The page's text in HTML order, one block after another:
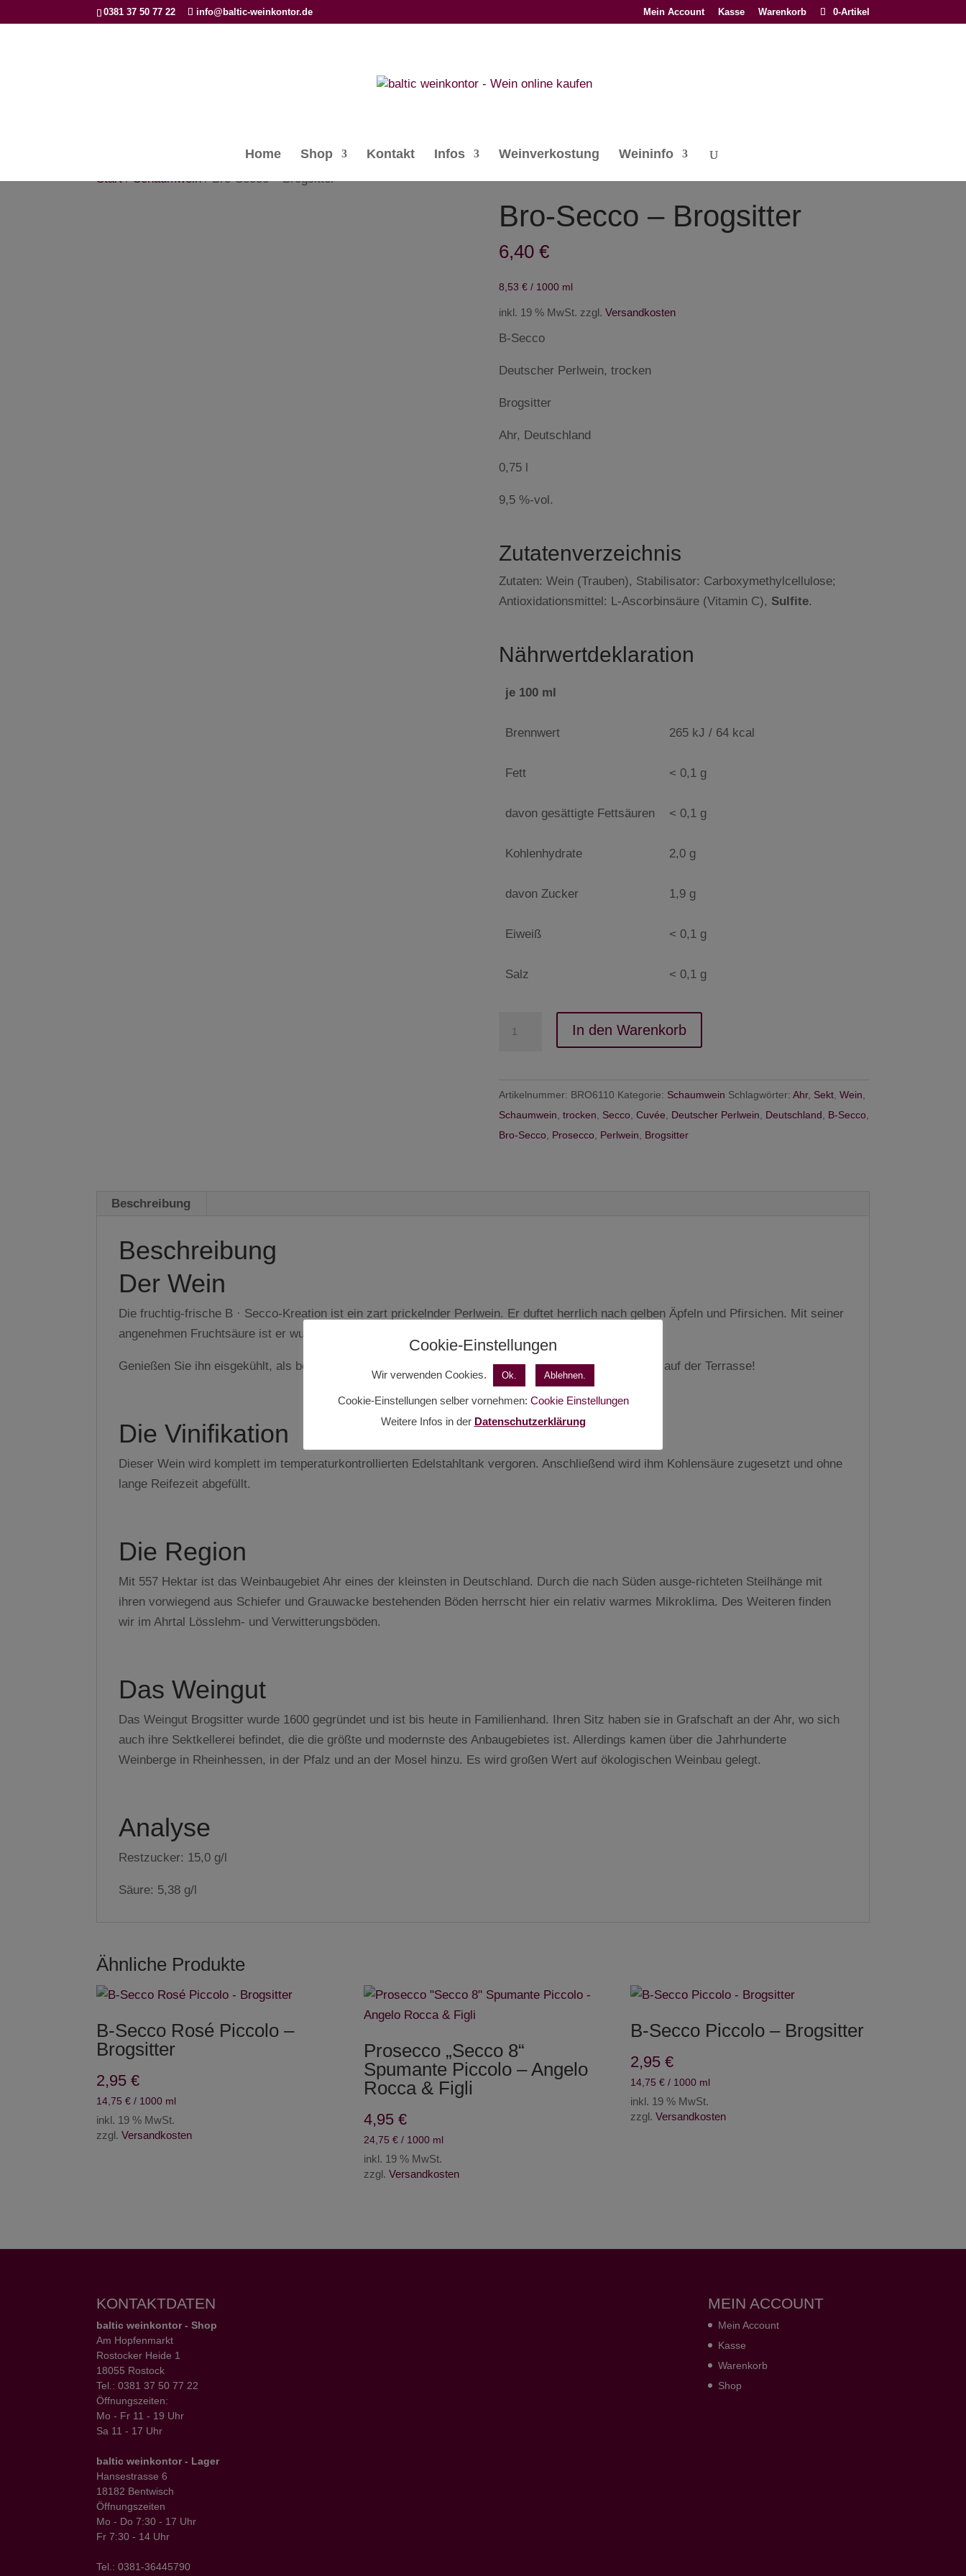
0381 37 50 77 22 info@baltic-weinkontor.de Mein Account Kasse Warenkorb 0-Artikel
Home Shop Kontakt Infos Weinverkostung Weininfo
Start/Schaumwein/ Bro-Secco – Brogsitter
Bro-Secco – Brogsitter
6,40 €
8,53 €/ 1000 ml
inkl. 19 % MwSt. zzgl. Versandkosten
B-Secco
Deutscher Perlwein, trocken
Brogsitter
Ahr, Deutschland
0,75 l
9,5 %-vol.
Zutatenverzeichnis
Zutaten: Wein (Trauben), Stabilisator: Carboxymethylcellulose;
Antioxidationsmittel: L-Ascorbinsäure (Vitamin C), Sulfite.
Nährwertdeklaration
je 100 ml
Brennwert 265 kJ / 64 kcal
Fett < 0,1 g
davon gesättigte Fettsäuren < 0,1 g
Kohlenhydrate 2,0 g
davon Zucker 1,9 g
Eiweiß < 0,1 g
Salz < 0,1 g
Menge
In den Warenkorb
Artikelnummer: BRO6110 Kategorie: Schaumwein Schlagwörter: Ahr, Sekt, Wein
Schaumwein trocken Secco Cuvée Deutscher Perlwein Deutschland B-Secco
Bro-Secco
Prosecco Perlwein Brogsitter
Beschreibung
Beschreibung
Der Wein
Die fruchtig-frische B · Secco-Kreation ist ein zart prickelnder Perlwein. Er duftet herrlich nach gelben Äpfeln und Pfirsichen. Mit seiner
angenehmen Fruchtsäure ist er wunderbar unkompliziert, fruchtig und lebendig.
Genießen Sie ihn eisgekühlt, als belebenden Begrüßungs-Apéritif, zur leichten Küche oder einfach so auf der Terrasse!
Die Vinifikation
Dieser Wein wird komplett im temperaturkontrollierten Edelstahltank vergoren. Anschließend wird ihm Kohlensäure zugesetzt und ohne
lange Reifezeit abgefüllt.
Die Region
Mit 557 Hektar ist das Weinbaugebiet Ahr eines der kleinsten in Deutschland. Durch die nach Süden ausge-richteten Steilhänge mit
ihren vorwiegend aus Schiefer und Grauwacke bestehenden Böden herrscht hier ein relativ warmes Mikroklima. Des Weiteren finden
wir im Ahrtal Lösslehm- und Verwitterungsböden.
Das Weingut
Das Weingut Brogsitter wurde 1600 gegründet und ist bis heute in Familienhand. Ihren Sitz haben sie in Grafschaft an der Ahr, wo sich
auch ihre Sektkellerei befindet, die die größte und modernste des Anbaugebietes ist. Allerdings kamen über die Jahrhunderte
Weinberge in Rheinhessen, in der Pfalz und an der Mosel hinzu. Es wird großen Wert auf ökologischen Weinbau gelegt.
Analyse
Restzucker: 15,0 g/l
Säure: 5,38 g/l
Ähnliche Produkte
B-Secco Rosé Piccolo –
Brogsitter
2,95€
14,75€ / 1000 ml
inkl. 19 % MwSt.
zzgl.Versandkosten
Prosecco „Secco 8“
Spumante Piccolo – Angelo
Rocca & Figli
4,95 €
24,75 €/ 1000 ml
inkl. 19 % MwSt.
zzgl. Versandkosten
B-Secco Piccolo – Brogsitter
2,95€
14,75€ / 1000 ml
inkl. 19 % MwSt.
zzgl.Versandkosten
KONTAKTDATEN
baltic weinkontor - Shop
Am Hopfenmarkt
Rostocker Heide 1
18055 Rostock
Tel.: 0381 37 50 77 22
Öffnungszeiten:
Mo - Fr 11 - 19 Uhr
Sa 11 - 17 Uhr
baltic weinkontor - Lager
Hansestrasse 6
18182 Bentwisch
Öffnungszeiten
Mo - Do 7:30 - 17 Uhr
Fr 7:30 - 14 Uhr
Tel.: 0381-36445790
MEIN ACCOUNT
Mein Account
Kasse
Warenkorb
Shop
Cookie-Einstellungen
Wir verwenden Cookies. Ok. Ablehnen.
Cookie-Einstellungen selber vornehmen: Cookie Einstellungen
Weitere Infos in der Datenschutzerklärung